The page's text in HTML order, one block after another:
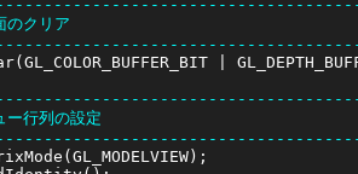
クリア
行列の設定